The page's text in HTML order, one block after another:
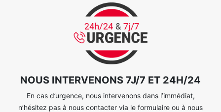
NOUS INTERVENONS 7J/7 ET 24H/24
En cas d’urgence, nous intervenons dans l’immédiat,
n’hésitez pas à nous contacter via le formulaire ou à nous